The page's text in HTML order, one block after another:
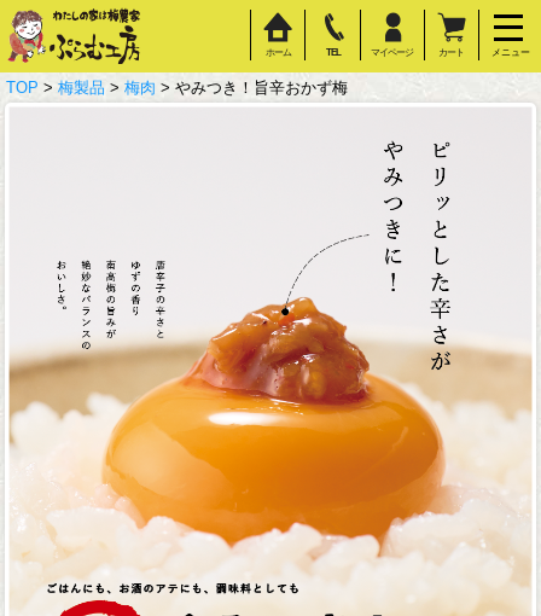
ホーム TEL マイページ カート メニュー
TOP > 梅製品 > 梅肉 > やみつき！旨辛おかず梅